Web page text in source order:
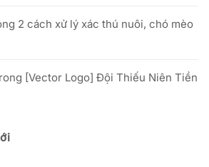
2 cách xử lý xác thú nuôi, chó mèo
[Vector Logo] Đội Thiếu Niên Tiền